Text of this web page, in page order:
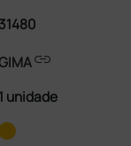
31480
link
1 unidade